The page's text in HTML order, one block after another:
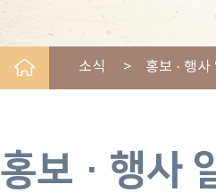
소식 > 홍보 · 행사
홍보 · 행사